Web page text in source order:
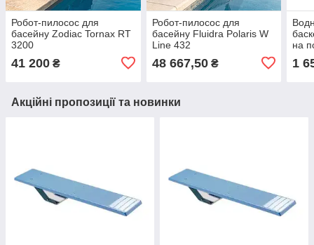
Робот-пилосос для
басейну Zodiac Tornax RT
3200
41 200 ₴
Робот-пилосос для
басейну Fluidra Polaris W
Line 432
48 667,50₴
на
1
Акційні пропозиції та новинки